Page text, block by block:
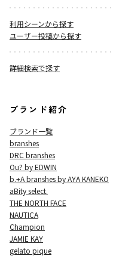
利用シーンから探す
ユーザー投稿から探す
詳細検索で探す
ブランド紹介
ブランド一覧
branshes
DRC branshes
Ou? by EDWIN
b.+A branshes by AYA KANEKO
aBity select.
THE NORTH FACE
NAUTICA
Champion
JAMIE KAY
gelato pique